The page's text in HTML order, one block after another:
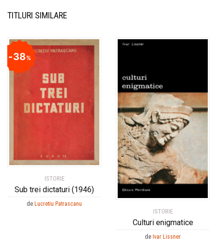
TITLURI SIMILARE
ISTORIE
Sub trei dictaturi (1946)
38%
de Lucretiu Patrascanu
ISTORIE
Culturi enigmatice
de Ivar Lissner